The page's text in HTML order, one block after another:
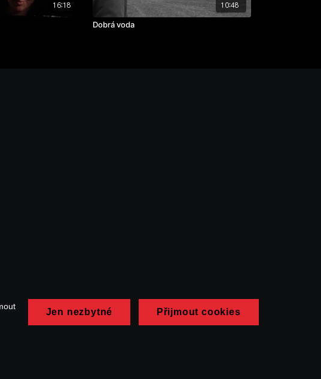
16:18 10:48
Dobrá voda
Jen nezbytné Přijmout cookies